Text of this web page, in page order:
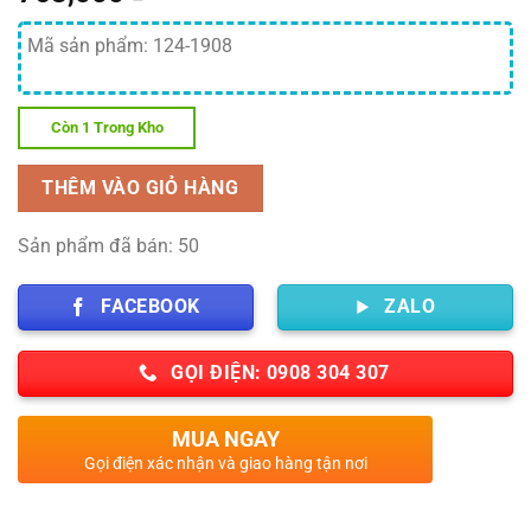
Mã sản phẩm: 124-1908
Còn 1 Trong Kho
THÊM VÀO GIỎ HÀNG
Sản phẩm đã bán: 50
FACEBOOK ZALO
GỌI ĐIỆN: 0908 304 307
MUA NGAY
Gọi điện xác nhận và giao hàng tận nơi